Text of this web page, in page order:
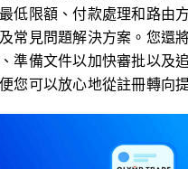
低限額、付款處理和路由
常見問題解決方案。您還
準備文件以加快審批以及
您可以放心地從註冊轉向